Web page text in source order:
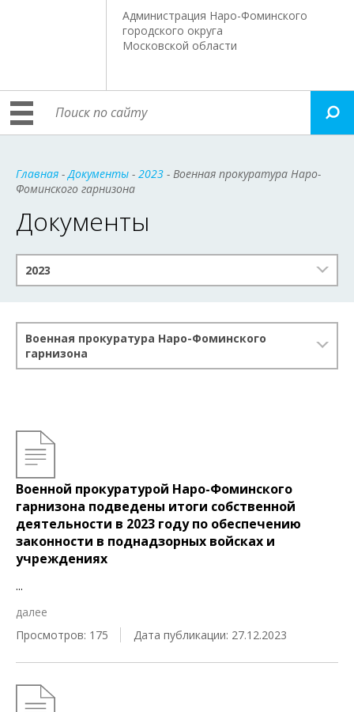
Администрация Наро-Фоминского
городского округа
Московской области
Главная -Документы - 2023 - Военная прокуратура Наро-
Фоминского гарнизона
Документы
2023
Военная прокуратура Наро-Фоминского
гарнизона
Военной прокуратурой Наро-Фоминского
гарнизона подведены итоги собственной
деятельности в 2023 году по обеспечению
законности в поднадзорных войсках и
учреждениях
...
далее
Просмотров: 175
Дата публикации: 27.12.2023